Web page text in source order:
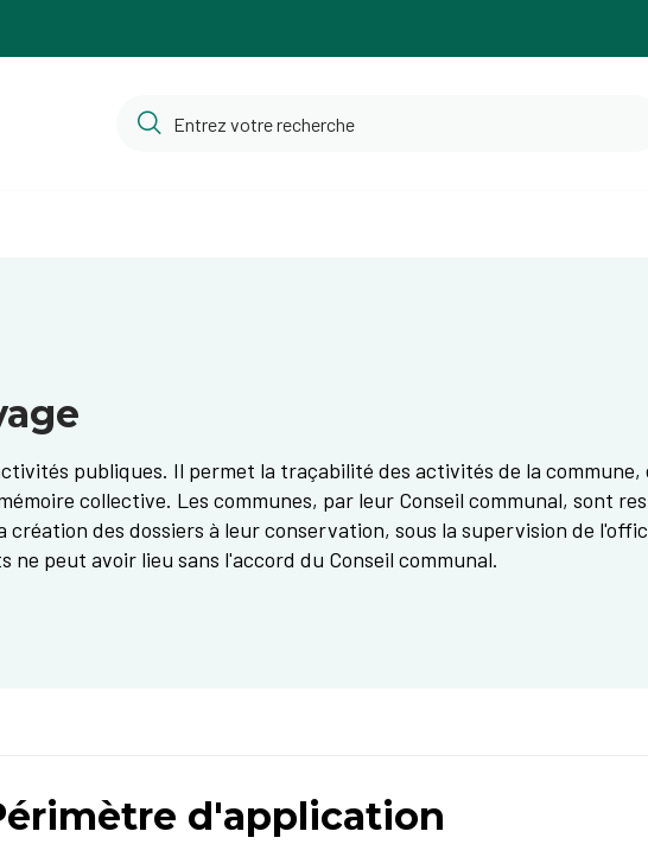
publiques. Il permet la traçabilité des activités de la
collective. Les communes, par leur Conseil communal, sont
des dossiers à leur conservation, sous la supervision de
peut avoir lieu sans l'accord du Conseil communal.
d'application